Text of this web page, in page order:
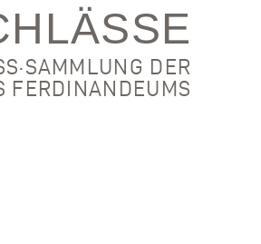
DER
FERDINANDEUMS